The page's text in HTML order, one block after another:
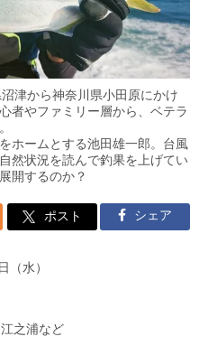
津から神奈川県小田原にかけ
者やファミリー層から、ベテラ
ホームとする池田雄一郎。台風
然状況を読んで釣果を上げてい
開するのか？
ポスト シェア
（水）
之浦など